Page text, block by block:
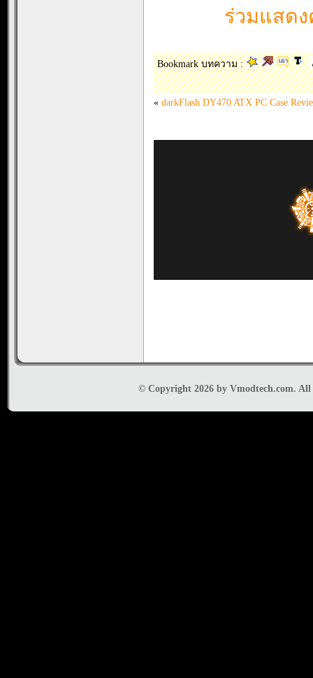
ร่วมแสด
Bookmark บทความ :
« darkFlash DY470 ATX PC Case
© Copyright 2026 by Vmodtech.com.